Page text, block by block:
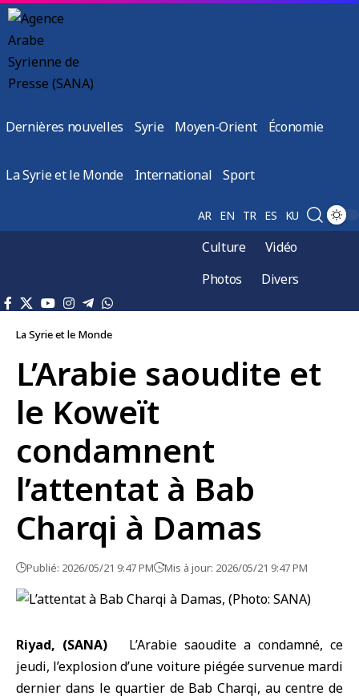
Dernières nouvelles Syrie Moyen-Orient Économie
La Syrie et le Monde International Sport
AR EN TR ES KU
Culture
Vidéo
Photos
Divers
La Syrie et le Monde
L’Arabie saoudite et
le Koweït
condamnent
l’attentat à Bab
Charqi à Damas
Publié: 2026/05/21 9:47 PM Mis à jour: 2026/05/21 9:47 PM
Riyad, (SANA) L’Arabie saoudite a condamné, ce
jeudi, l’explosiond’une voiture piégée survenue mardi
dernier dans le quartier de Bab Charqi, au centre de